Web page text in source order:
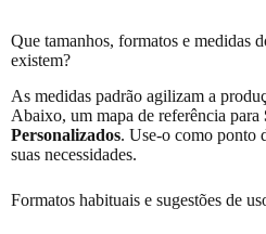
Que tamanhos, formatos e medidas
existem?
As medidas padrão agilizam a
Abaixo, um mapa de referência para
Personalizados. Use-o como ponto
suas necessidades.
Formatos habituais e sugestões de